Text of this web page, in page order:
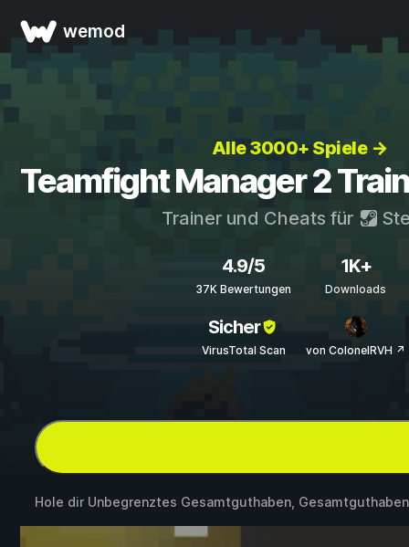
wemod
Alle 3000+ Spiele →
Teamfight Manager 2
Trainer und Cheats für
4.9/5
37K Bewertungen
1K+
Downloads
Sicher
VirusTotal Scan von ColonelRVH ↗
Hole dir Unbegrenztes Gesamtguthaben,